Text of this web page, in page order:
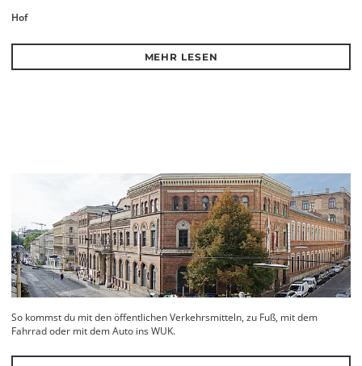
Hof
MEHR LESEN
So kommst du mit den öffentlichen Verkehrsmitteln, zu Fuß, mit dem
Fahrrad oder mit dem Auto ins WUK.